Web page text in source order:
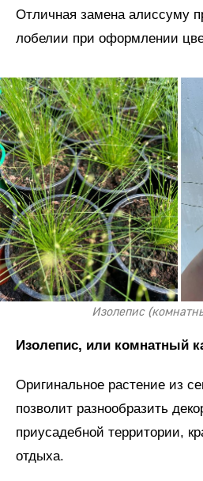
Отличная замена алиссуму
лобелии при оформлении
Изолепис
Изолепис, или комнатный
Оригинальное растение из
позволит разнообразить
приусадебной территории,
отдыха.